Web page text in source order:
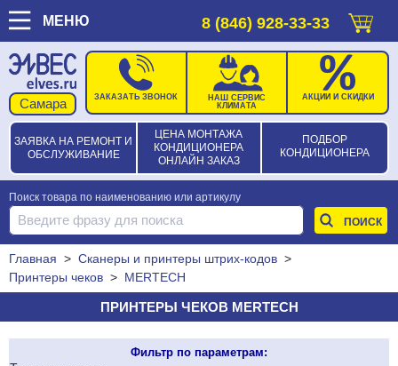
МЕНЮ 8 (846) 928-33-33
ЗАЯВКА НА РЕМОНТ И
ОБСЛУЖИВАНИЕ
ЦЕНА МОНТАЖА
КОНДИЦИОНЕРА
ОНЛАЙН ЗАКАЗ
ПОДБОР
КОНДИЦИОНЕРА
ЗАКАЗАТЬ ЗВОНОК
НАШ СЕРВИС
КЛИМАТА
АКЦИИ И СКИДКИ
Поиск товара по наименованию или артикулу
Главная > Сканеры и принтеры штрих-кодов >
Принтеры чеков > MERTECH
ПРИНТЕРЫ ЧЕКОВ MERTECH
Фильтр по параметрам: